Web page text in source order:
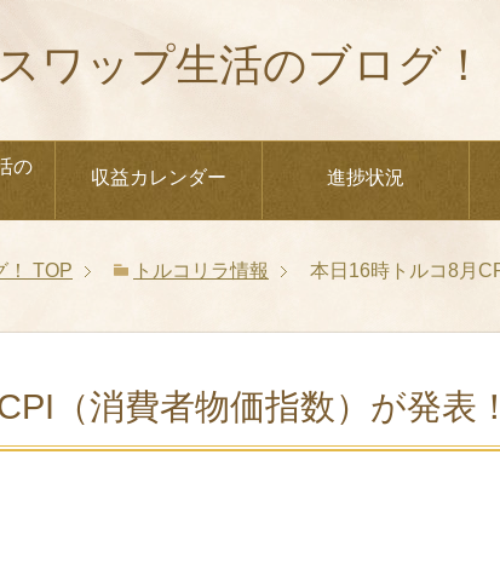
ワップ生活のブログ！
の
収益カレンダー 進捗状況
TOP トルコリラ情報 本日16時トルコ8月
（消費者物価指数）が発表！